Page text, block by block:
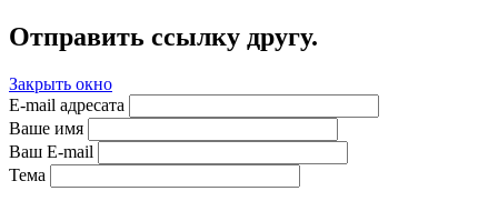
Отправить ссылку другу.
Закрыть окно
E-mail адресата
Ваше имя
Ваш E-mail
Тема